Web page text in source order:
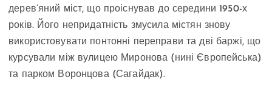
дерев’яний міст, що проіснував до середини 1950-х
років. Його непридатність змусила містян знову
використовувати понтонні переправи та дві баржі, що
курсували між вулицею Миронова (нині Європейська)
та парком Воронцова (Сагайдак).